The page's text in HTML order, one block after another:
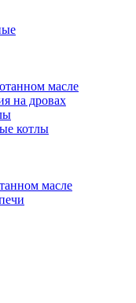
масле
на дровах
котлы
масле